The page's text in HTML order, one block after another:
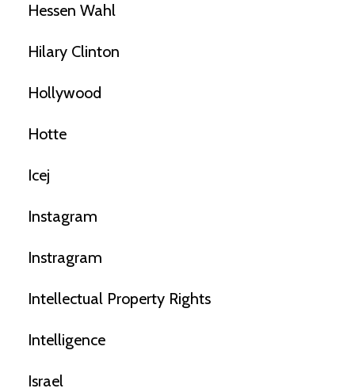
Hessen Wahl
Hilary Clinton
Hollywood
Hotte
Icej
Instagram
Instragram
Intellectual Property Rights
Intelligence
Israel